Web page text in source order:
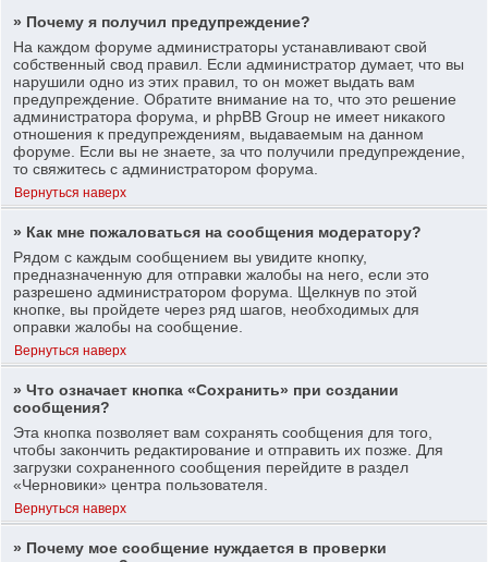
» Почему я получил предупреждение?
На каждом форуме администраторы устанавливают свой
собственный свод правил. Если администратор думает, что вы
нарушили одно из этих правил, то он может выдать вам
предупреждение. Обратите внимание на то, что это решение
администратора форума, и phpBB Group не имеет никакого
отношения к предупреждениям, выдаваемым на данном
форуме. Если вы не знаете, за что получили предупреждение,
то свяжитесь с администратором форума.
Вернуться наверх
» Как мне пожаловаться на сообщения модератору?
Рядом с каждым сообщением вы увидите кнопку,
предназначенную для отправки жалобы на него, если это
разрешено администратором форума. Щелкнув по этой
кнопке, вы пройдете через ряд шагов, необходимых для
оправки жалобы на сообщение.
Вернуться наверх
» Что означает кнопка «Сохранить» при создании
сообщения?
Эта кнопка позволяет вам сохранять сообщения для того,
чтобы закончить редактирование и отправить их позже. Для
загрузки сохраненного сообщения перейдите в раздел
«Черновики» центра пользователя.
Вернуться наверх
» Почему мое сообщение нуждается в проверки